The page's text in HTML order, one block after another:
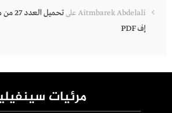
Aitmbarek Abdelali على
إف PDF
مرئيات